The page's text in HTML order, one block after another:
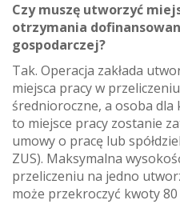
Czy muszę utworzyć
otrzymania
gospodarczej?
Tak. Operacja zakłada
miejsca pracy w
średnioroczne, a osoba
to miejsce pracy zostanie
umowy o pracę lub
ZUS). Maksymalna
przeliczeniu na jedno
może przekroczyć kwoty 80